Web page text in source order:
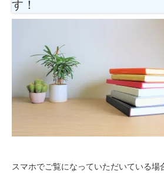
す！
スマホでご覧になっていただいている場